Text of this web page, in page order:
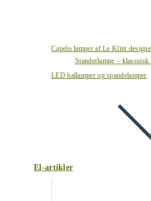
Capelo lamper af Le Klint
Standerlampe –
LED hallamper og spandelamper
El-artikler